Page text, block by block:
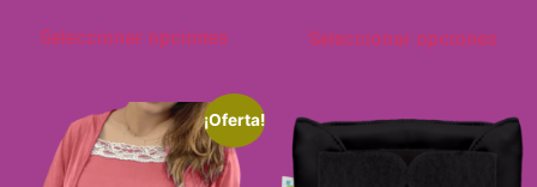
Seleccionar opciones Seleccionar opciones
¡Oferta!